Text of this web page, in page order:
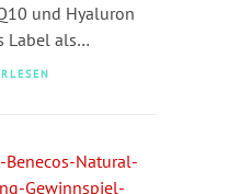
und Hyaluron
Label als…